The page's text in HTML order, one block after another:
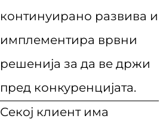
континуирано развива и
имплементира врвни
решенија за да ве држи
пред конкуренцијата.
Секој клиент има